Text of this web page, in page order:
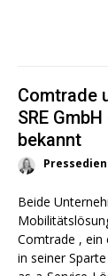
Comtrade
SRE
bekannt
Beide
Mobilitätslösungen entwickeln
Comtrade , ein
in seiner